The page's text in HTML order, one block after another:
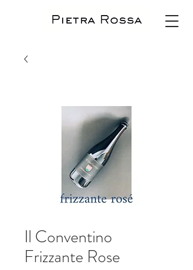
Il Conventino
Frizzante Rose